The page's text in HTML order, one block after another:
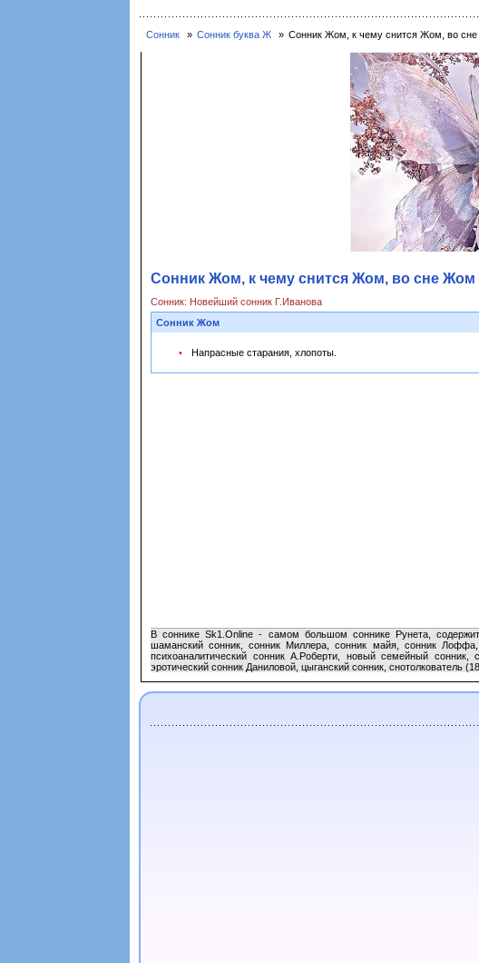
Сонник Сонник буква Ж Сонник Жом, к чему снится Жом, во
Сонник Жом, к чему снится Жом, во сне Жом
Сонник: Новейший сонник Г.Иванова
Сонник Жом
Напрасные старания, хлопоты.
В соннике Sk1.Online - самом большом соннике Рунета,
шаманский сонник, сонник Миллера, сонник майя, сонник
психоаналитический сонник А.Роберти, новый семейный
эротический сонник Даниловой, цыганский сонник, снотолкователь